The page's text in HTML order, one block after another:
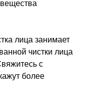
лица занимает
чистки лица
с
более